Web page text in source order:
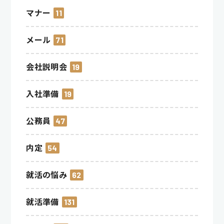
マナー 11
メール 71
会社説明会 19
入社準備 19
公務員 47
内定 54
就活の悩み 62
就活準備 131